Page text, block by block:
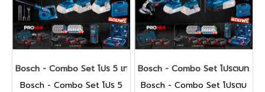
Bosch - Combo Set โปร 5 เทวดา สว่านกระแทก+เครื่องเจียร์+เครื่อ
Bosch - Combo Set โปร 5
Bosch - Combo Set โปรตบทรัพย์
Bosch - Combo Set โปรตบ